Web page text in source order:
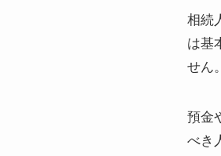
相続
は基
せん。
預金
べき